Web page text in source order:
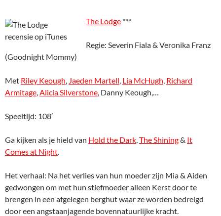
The Lodge ***
Regie: Severin Fiala & Veronika Franz
(Goodnight Mommy)
Met Riley Keough, Jaeden Martell, Lia McHugh, Richard
Armitage,Alicia Silverstone, Danny Keough,…
Speeltijd: 108′
Ga kijken als je hield van Hold the Dark,The Shining& It
Comes at Night.
Het verhaal: Na het verlies van hun moeder zijn Mia & Aiden
gedwongen om met hun stiefmoeder alleen Kerst door te
brengen in een afgelegen berghut waar ze worden bedreigd
door een angstaanjagende bovennatuurlijke kracht.